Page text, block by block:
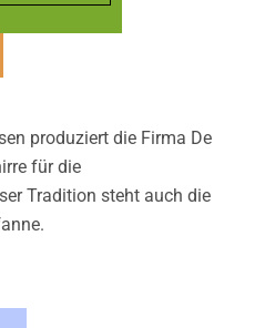
produziert die Firma De
für die
Tradition steht auch die